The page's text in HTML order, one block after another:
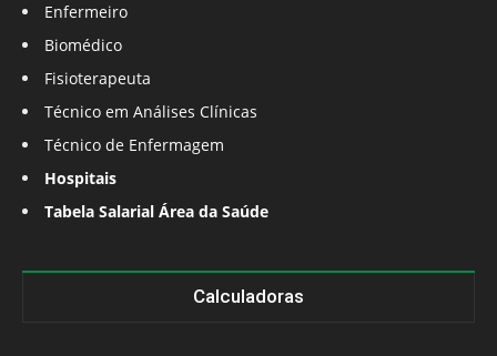
Enfermeiro
Biomédico
Fisioterapeuta
Técnico em Análises Clínicas
Técnico de Enfermagem
Hospitais
Tabela Salarial Área da Saúde
Calculadoras